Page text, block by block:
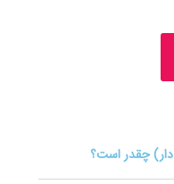
چقدر است؟